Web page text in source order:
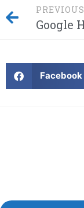
PREVIOUS
Facebook